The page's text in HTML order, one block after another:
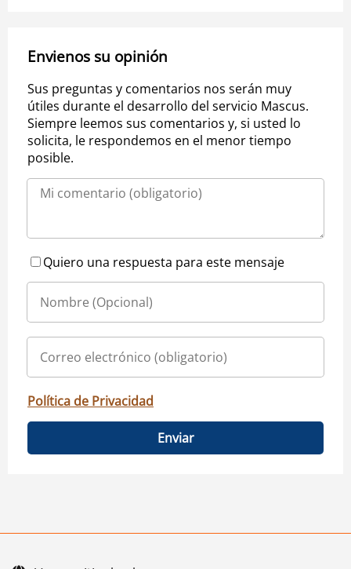
Envienos su opinión
Sus preguntas y comentarios nos serán muy
útiles durante el desarrollo del servicio Mascus.
Siempre leemos sus comentarios y, si usted lo
solicita, le respondemos en el menor tiempo
posible.
Quiero una respuesta para este mensaje
Política de Privacidad
Enviar